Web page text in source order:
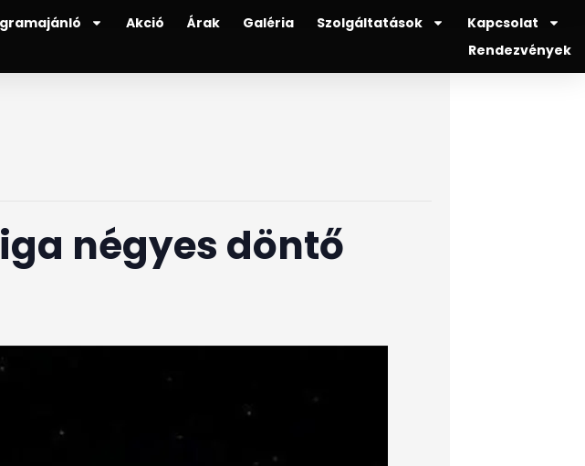
Akció Árak Galéria Szolgáltatások
Kapcsolat
Rendezvények
négyes döntő